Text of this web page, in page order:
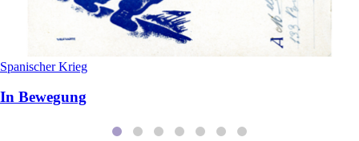
Spanischer Krieg
In Bewegung